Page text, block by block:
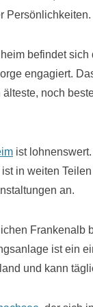
Persönlichkeiten.
befindet
engagiert.
noch
ist
in weiten
an.
Frankenalb
ist ein
und kann